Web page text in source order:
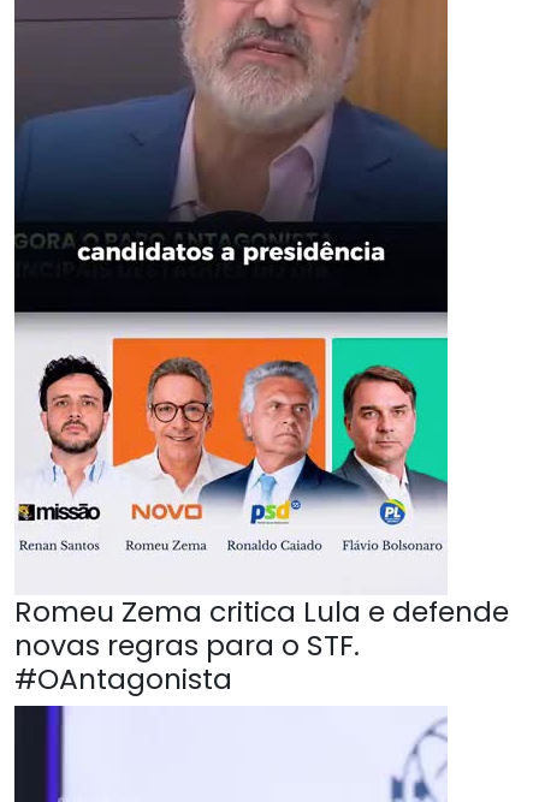
Romeu Zema critica Lula e defende
novas regras para o STF.
#OAntagonista